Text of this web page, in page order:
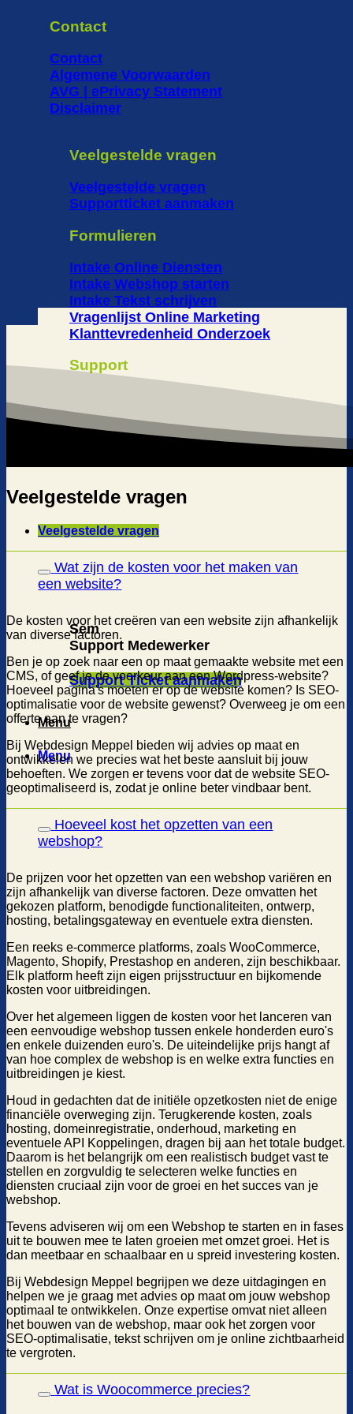
Contact
Contact
Algemene Voorwaarden
AVG | ePrivacy Statement
Disclaimer
Veelgestelde vragen
Veelgestelde vragen
Supportticket aanmaken
Formulieren
Intake Online Diensten
Intake Webshop starten
Intake Tekst schrijven
Vragenlijst Online Marketing
Klanttevredenheid Onderzoek
Support
Sem
Support Medewerker
Support Ticket aanmaken
Menu
Menu
Veelgestelde vragen
Veelgestelde vragen
Wat zijn de kosten voor het maken van
een website?
De kosten voor het creëren van een website zijn afhankelijk
van diverse factoren.
Ben je op zoek naar een op maat gemaakte website met een
CMS, of geef je de voorkeur aan een Wordpress-website?
Hoeveel pagina's moeten er op de website komen? Is SEO-
optimalisatie voor de website gewenst? Overweeg je om een
offerte aan te vragen?
Bij Webdesign Meppel bieden wij advies op maat en
ontwikkelen we precies wat het beste aansluit bij jouw
behoeften. We zorgen er tevens voor dat de website SEO-
geoptimaliseerd is, zodat je online beter vindbaar bent.
Hoeveel kost het opzetten van een
webshop?
De prijzen voor het opzetten van een webshop variëren en
zijn afhankelijk van diverse factoren. Deze omvatten het
gekozen platform, benodigde functionaliteiten, ontwerp,
hosting, betalingsgateway en eventuele extra diensten.
Een reeks e-commerce platforms, zoals WooCommerce,
Magento, Shopify, Prestashop en anderen, zijn beschikbaar.
Elk platform heeft zijn eigen prijsstructuur en bijkomende
kosten voor uitbreidingen.
Over het algemeen liggen de kosten voor het lanceren van
een eenvoudige webshop tussen enkele honderden euro's
en enkele duizenden euro's. De uiteindelijke prijs hangt af
van hoe complex de webshop is en welke extra functies en
uitbreidingen je kiest.
Houd in gedachten dat de initiële opzetkosten niet de enige
financiële overweging zijn. Terugkerende kosten, zoals
hosting, domeinregistratie, onderhoud, marketing en
eventuele API Koppelingen, dragen bij aan het totale budget.
Daarom is het belangrijk om een realistisch budget vast te
stellen en zorgvuldig te selecteren welke functies en
diensten cruciaal zijn voor de groei en het succes van je
webshop.
Tevens adviseren wij om een Webshop te starten en in fases
uit te bouwen mee te laten groeien met omzet groei. Het is
dan meetbaar en schaalbaar en u spreid investering kosten.
Bij Webdesign Meppel begrijpen we deze uitdagingen en
helpen we je graag met advies op maat om jouw webshop
optimaal te ontwikkelen. Onze expertise omvat niet alleen
het bouwen van de webshop, maar ook het zorgen voor
SEO-optimalisatie, tekst schrijven om je online zichtbaarheid
te vergroten.
Wat is Woocommerce precies?